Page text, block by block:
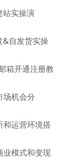
站实操演
&自发货实操
箱开通注册教
场机会分
和运营环境搭
业模式和变现